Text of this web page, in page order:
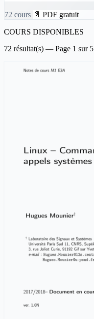
72 cours 📄 PDF gratuit
COURS DISPONIBLES
72 résultat(s) — Page 1 sur 5